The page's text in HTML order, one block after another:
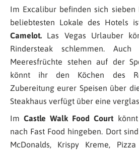
Im Excalibur befinden sich sieben
beliebtesten Lokale des Hotels
Camelot. Las Vegas Urlauber
Rindersteak schlemmen.
Meeresfrüchte stehen auf der
könnt ihr den Köchen des
Zubereitung eurer Speisen über
Steakhaus verfügt über eine
ImCastle Walk Food Court
nach Fast Food hingeben. Dort
McDonalds, Krispy Kreme,